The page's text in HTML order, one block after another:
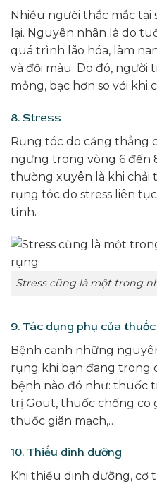
Nhiều người thắc mắc
lại. Nguyên nhân là do
quá trình lão hóa, làm
và đổi màu. Do đó,
mỏng, bạc hơn so với khi
8. Stress
Rụng tóc do căng thẳng
ngưng trong vòng 6 đến
thường xuyên là khi chải
rụng tóc do stress liên
tính.
Stress cũng là một trong
9. Tác dụng phụ của thuốc
Bệnh cạnh những
rụng khi bạn đang trong
bệnh nào đó như: thuốc
trị Gout, thuốc chống co
thuốc giãn mạch,…
10. Thiếu dinh dưỡng
Khi thiếu dinh dưỡng, cơ